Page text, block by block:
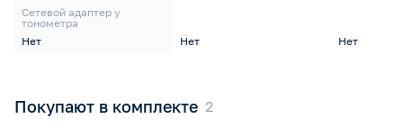
Сетевой адаптер у
тонометра
Нет
Нет Нет
Покупают в комплекте